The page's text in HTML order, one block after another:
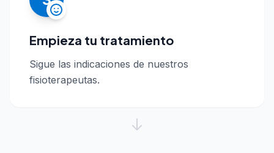
Empieza tu tratamiento
Sigue las indicaciones de nuestros
fisioterapeutas.